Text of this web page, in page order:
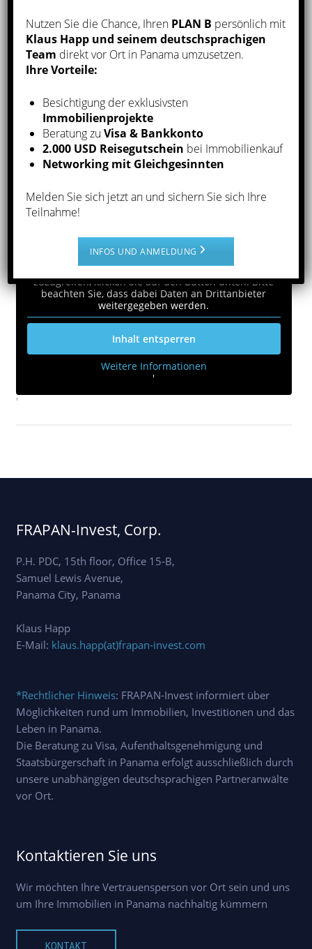
E-Mail-Adresse*
Vorname*
Nachname*
DenDatenschutzbestimmungenzustimmen
Sie sehen gerade einen Platzhalterinhalt von
reCAPTCHA. Um auf den eigentlichen Inhalt
zuzugreifen, klicken Sie auf den Button unten. Bitte
beachten Sie, dass dabei Daten an Drittanbieter
weitergegeben werden.
Inhalt entsperren
Weitere Informationen
'
'
FRAPAN-Invest, Corp.
P.H. PDC, 15th floor, Office 15-B,
Samuel Lewis Avenue,
Panama City, Panama
Klaus Happ
E-Mail: klaus.happ(at)frapan-invest.com
*Rechtlicher Hinweis: FRAPAN-Invest informiert über
Möglichkeiten rund um Immobilien, Investitionen und das
Leben in Panama.
Die Beratung zu Visa, Aufenthaltsgenehmigung und
Staatsbürgerschaft in Panama erfolgt ausschließlich durch
unsere unabhängigen deutschsprachigen Partneranwälte
vor Ort.
Kontaktieren Sie uns
Wir möchten Ihre Vertrauensperson vor Ort sein und uns
um Ihre Immobilien in Panama nachhaltig kümmern
KONTAKT
Nutzen Sie die Chance, Ihren PLAN B persönlich mit
Klaus Happ und seinem deutschsprachigen
Team direkt vor Ort in Panama umzusetzen.
Ihre Vorteile:
Besichtigung der exklusivsten
Immobilienprojekte
Beratung zuVisa & Bankkonto
2.000 USD Reisegutschein bei Immobilienkauf
Networking mit Gleichgesinnten
Melden Sie sich jetzt an und sichern Sie sich Ihre
Teilnahme!
INFOS UND ANMELDUNG